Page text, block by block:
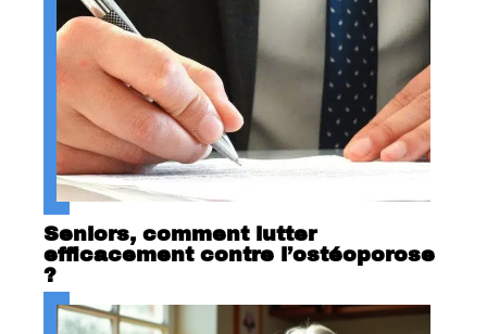
Seniors, comment lutter
efficacement contre l’ostéoporose
?